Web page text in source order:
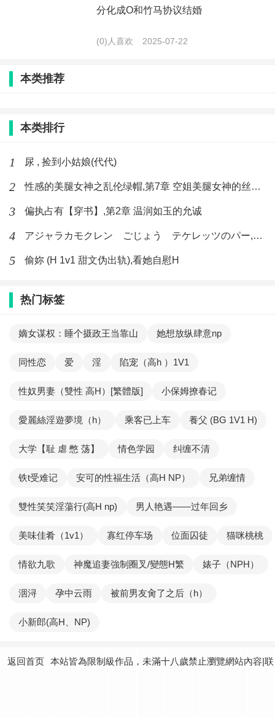
分化成O和竹马协议结婚
(0)人喜欢 2025-07-22
本类推荐
本类排行
1 尿 , 捡到小姑娘(代代)
2 性感的美腿女神之乱伦绿帽,第7章 空姐美腿女神的丝袜足交
3 偏执占有【穿书】,第2章 温润如玉的允诚
4 アジャラカモクレン ごじょう テケレッツのパー,【No. 42 Rube Goldberg Machine】十四
5 偷妳 (H 1v1 甜文伪出轨),看她自慰H
热门标签
嫡女谋权：睡个摄政王当靠山 她想放纵肆意np
同性恋 爱 淫 陷宠（高h ）1V1
性奴男妻（雙性 高H）[繁體版] 小保姆撩春记
愛麗絲淫遊夢境（h） 乘客已上车 養父 (BG 1V1 H)
大学【耻 虐 憋 荡】 情色学园 纠缠不清
铁t受难记 安可的性福生活（高H NP） 兄弟缠情
雙性笑笑淫蕩行(高H np) 男人艳遇——过年回乡
美味佳肴（1v1） 寡红停车场 位面囚徒 猫咪桃桃
情欲九歌 神魔追妻強制圈叉/變態H繁 婊子（NPH）
洇浔 孕中云雨 被前男友肏了之后（h）
小新郎(高H、NP)
返回首页 本站皆為限制級作品，未滿十八歲禁止瀏覽網站內容|联